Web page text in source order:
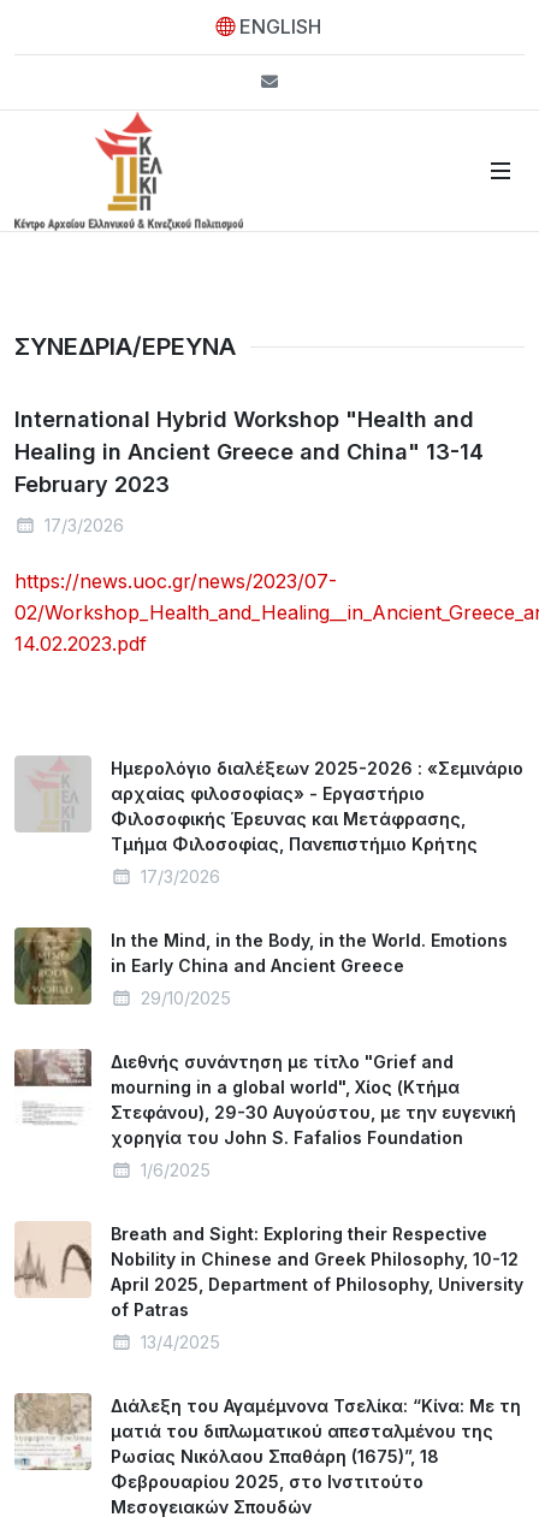
ENGLISH
ΣΥΝΕΔΡΙΑ/ΕΡΕΥΝΑ
International Hybrid Workshop "Health and
Healing in Ancient Greece and China" 13-14
February 2023
17/3/2026
https://news.uoc.gr/news/2023/07-
02/
14.02.2023.pdf
Hμερολόγιο διαλέξεων 2025-2026 : «Σεμινάριο
αρχαίας φιλοσοφίας» - Εργαστήριο
Φιλοσοφικής Έρευνας και Μετάφρασης,
Τμήμα Φιλοσοφίας, Πανεπιστήμιο Κρήτης
17/3/2026
In the Mind, in the Body, in the World. Emotions
in Early China and Ancient Greece
29/10/2025
Διεθνής συνάντηση με τίτλο "Grief and
mourning in a global world", Χίος (Κτήμα
Στεφάνου), 29-30 Αυγούστου, με την ευγενική
χορηγία του John S. Fafalios Foundation
1/6/2025
Breath and Sight: Exploring their Respective
Nobility in Chinese and Greek Philosophy, 10-12
April 2025, Department of Philosophy, University
of Patras
13/4/2025
Διάλεξη του Αγαμέμνονα Τσελίκα: “Κίνα: Με τη
ματιά του διπλωματικού απεσταλμένου της
Ρωσίας Νικόλαου Σπαθάρη (1675)”, 18
Φεβρουαρίου 2025, στο Ινστιτούτο
Μεσογειακών Σπουδών